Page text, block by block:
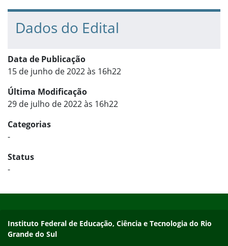
Dados do Edital
Data de Publicação
15 de junho de 2022 às 16h22
Última Modificação
29 de julho de 2022 às 16h22
Categorias
-
Status
-
Contato
Instituto Federal de Educação, Ciência e Tecnologia do Rio
Grande do Sul